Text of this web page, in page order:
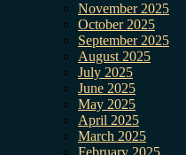
November 2025
October 2025
September 2025
August 2025
July 2025
June 2025
May 2025
April 2025
March 2025